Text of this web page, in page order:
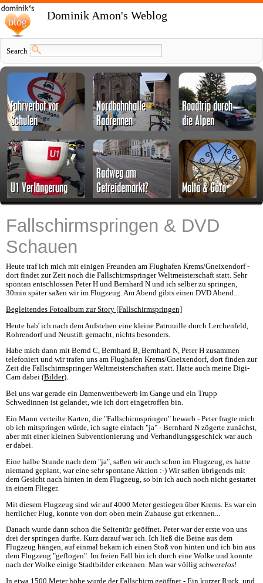
Dominik Amon's Weblog
Search
Fallschirmspringen & DVD
Schauen
Heute traf ich mich mit einigen Freunden am Flughafen Krems/Gneixendorf -
dort findet zur Zeit noch die Fallschirmspringer Weltmeisterschaft statt. Sehr
spontan entschlossen Peter H und Bernhard N und ich selber zu springen,
30min später saßen wir im Flugzeug. Am Abend gibts einen DVD Abend...
Begleitendes Fotoalbum zur Story [Fallschirmspringen]
Heute hab' ich nach dem Aufstehen eine kleine Patrouille durch Lerchenfeld,
Rohrendorf und Neustift gemacht, nichts besonders.
Habe mich dann mit Bernd C, Bernhard B, Bernhard N, Peter H zusammen
telefoniert und wir trafen uns am Flughafen Krems/Gneixendorf, dort finden zur
Zeit die Fallschirmspringer Weltmeisterschaften statt. Hatte auch meine Digi-
Cam dabei (Bilder).
Bei uns war gerade ein Damenwettbewerb im Gange und ein Trupp
Schwedinnen ist gelandet, wie ich dort eingetroffen bin.
Ein Mann verteilte Karten, die "Fallschirmspringen" bewarb - Peter fragte mich
ob ich mitspringen würde, ich sagte einfach "ja" - Bernhard N zögerte zunächst,
aber mit einer kleinen Subventionierung und Verhandlungsgeschick war auch
er dabei.
Eine halbe Stunde nach dem "ja", saßen wir auch schon im Flugzeug, es hatte
niemand geplant, war eine sehr spontane Aktion :-) Wir saßen übrigends mit
dem Gesicht nach hinten in dem Flugzeug, so bin ich auch noch nicht gestartet
in einem Flieger.
Mit diesem Flugzeug sind wir auf 4000 Meter gestiegen über Krems. Es war ein
herrlicher Flug, konnte von dort oben mein Zuhause gut erkennen...
Danach wurde dann schon die Seitentür geöffnet. Peter war der erste von uns
drei der springen durfte. Kurz darauf war ich. Ich ließ die Beine aus dem
Flugzeug hängen, auf einmal bekam ich einen Stoß von hinten und ich bin aus
dem Flugzeug "geflogen". Im freien Fall bin ich durch eine Wolke und konnte
nach der Wolke einige Stadtbilder erkennen. Man war völlig schwerelos!